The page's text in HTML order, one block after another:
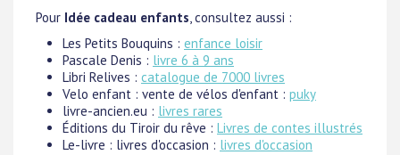
Pour Idée cadeau enfants, consultez aussi :
Les Petits Bouquins : enfance loisir
Pascale Denis : livre 6 à 9 ans
Libri Relives : catalogue de 7000 livres
Velo enfant : vente de vélos d'enfant : puky
livre-ancien.eu : livres rares
Éditions du Tiroir du rêve : Livres de contes illustrés
Le-livre : livres d'occasion : livres d'occasion